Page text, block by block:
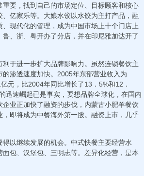
要，找到自己的市场定位、目标顾客和核心
亿家乐等。大娘水饺以水饺为主打产品，融
现代化的管理，成为中国市场上十个门店上
、浙、粤开办了分店，并在印尼雅加达开了
于进一步扩大品牌影响力。虽然连锁餐饮主
渗透速度加快。2005年东部营业收入为
元，比2004年同比增长了13．5%和12．
迅速崛起已是事实，要想品牌全球化，在国内
业正加快了融资的步伐，内蒙古小肥羊餐饮
即将成为中餐海外第一股。融资上市，几乎
以继续发展的机会。中式快餐主要经营水
包、汉堡包、三明志等。差异化经营，是本